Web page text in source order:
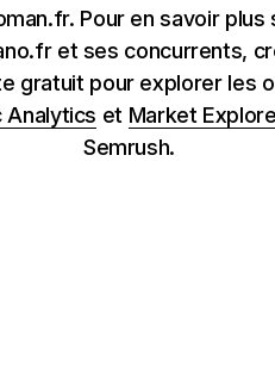
Pour en savoir plus
et ses concurrents,
gratuit pour explorer les
Analytics et Market
Semrush.